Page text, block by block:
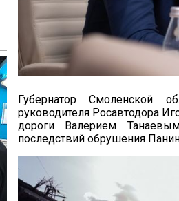
Губернатор Смоленской
руководителя Росавтодора
дороги Валерием
последствий обрушения